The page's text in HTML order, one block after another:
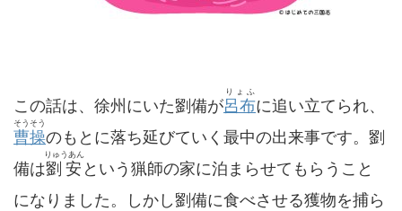
この話は、徐州にいた劉備が呂布
りょふ
に追い立てられ、
曹操
そうそう
のもとに落ち延びていく最中の出来事です。劉
備は劉安
りゅうあん
という猟師の家に泊まらせてもらうこと
になりました。しかし劉備に食べさせる獲物を捕ら